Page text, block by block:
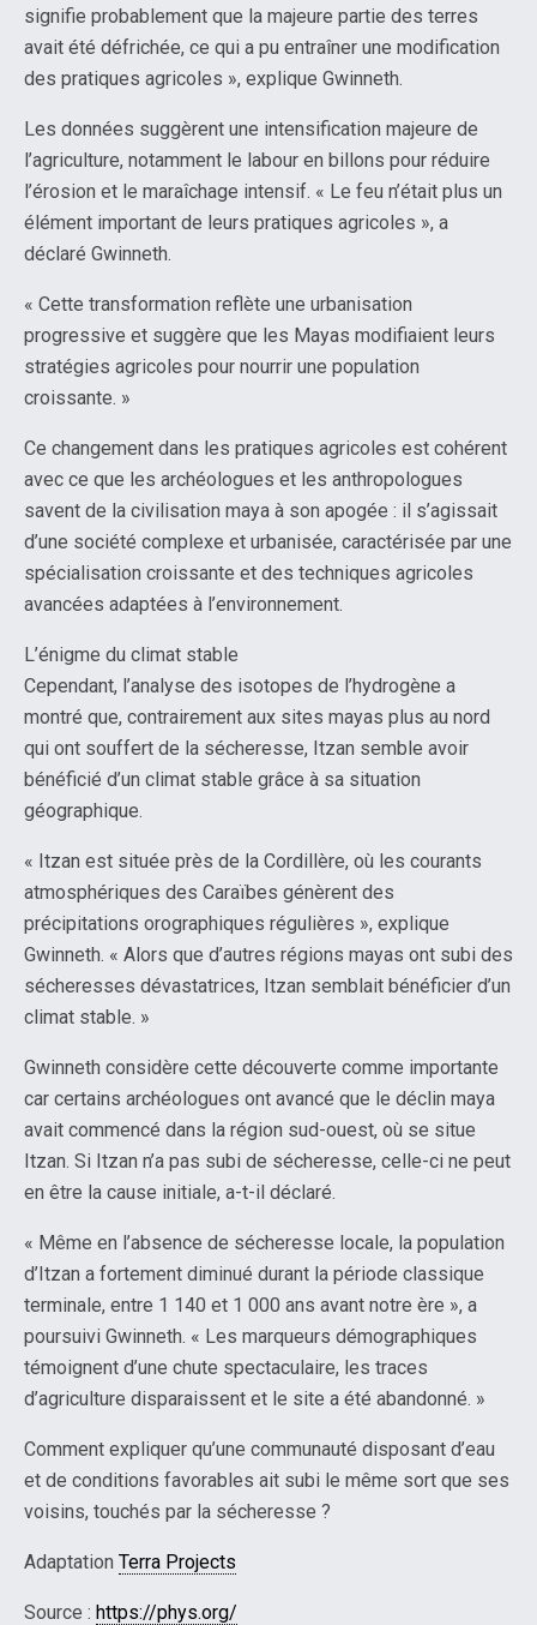
signifie probablement que la majeure partie des terres
avait été défrichée, ce qui a pu entraîner une modification
des pratiques agricoles », explique Gwinneth.
Les données suggèrent une intensification majeure de
l’agriculture, notamment le labour en billons pour réduire
l’érosion et le maraîchage intensif. « Le feu n’était plus un
élément important de leurs pratiques agricoles », a
déclaré Gwinneth.
« Cette transformation reflète une urbanisation
progressive et suggère que les Mayas modifiaient leurs
stratégies agricoles pour nourrir une population
croissante. »
Ce changement dans les pratiques agricoles est cohérent
avec ce que les archéologues et les anthropologues
savent de la civilisation maya à son apogée : il s’agissait
d’une société complexe et urbanisée, caractérisée par une
spécialisation croissante et des techniques agricoles
avancées adaptées à l’environnement.
L’énigme du climat stable
Cependant, l’analyse des isotopes de l’hydrogène a
montré que, contrairement aux sites mayas plus au nord
qui ont souffert de la sécheresse, Itzan semble avoir
bénéficié d’un climat stable grâce à sa situation
géographique.
« Itzan est située près de la Cordillère, où les courants
atmosphériques des Caraïbes génèrent des
précipitations orographiques régulières », explique
Gwinneth. « Alors que d’autres régions mayas ont subi des
sécheresses dévastatrices, Itzan semblait bénéficier d’un
climat stable. »
Gwinneth considère cette découverte comme importante
car certains archéologues ont avancé que le déclin maya
avait commencé dans la région sud-ouest, où se situe
Itzan. Si Itzan n’a pas subi de sécheresse, celle-ci ne peut
en être la cause initiale, a-t-il déclaré.
« Même en l’absence de sécheresse locale, la population
d’Itzan a fortement diminué durant la période classique
terminale, entre 1 140 et 1 000 ans avant notre ère », a
poursuivi Gwinneth. « Les marqueurs démographiques
témoignent d’une chute spectaculaire, les traces
d’agriculture disparaissent et le site a été abandonné. »
Comment expliquer qu’une communauté disposant d’eau
et de conditions favorables ait subi le même sort que ses
voisins, touchés par la sécheresse ?
Adaptation Terra Projects
Source : https://phys.org/